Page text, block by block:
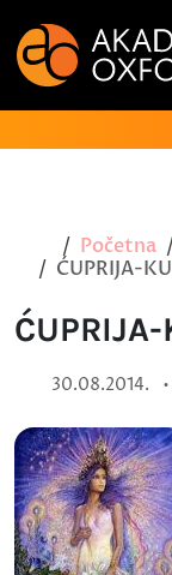
Početna
ĆUPRIJA-
ĆUPRIJA-
30.08.2014. •